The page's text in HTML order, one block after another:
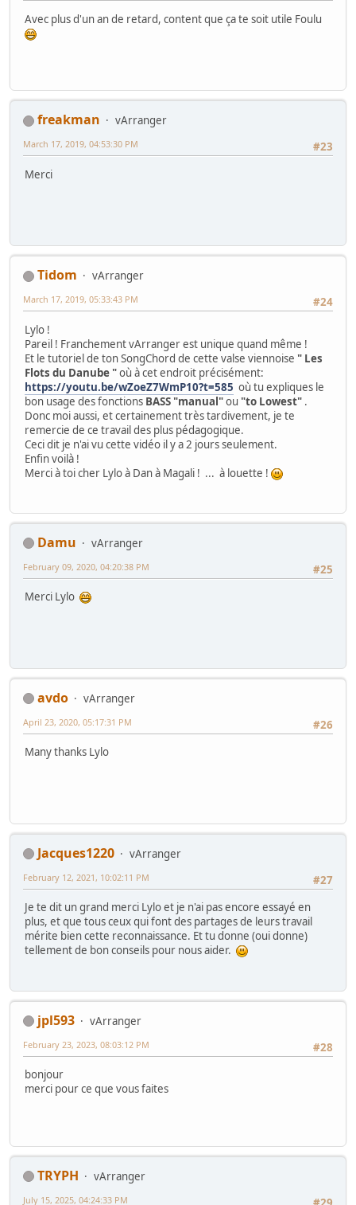
Avec plus d'un an de retard, content que ça te soit utile Foulu
freakman
vArranger
#23
March 17, 2019, 04:53:30 PM
Merci
Tidom
vArranger
#24
March 17, 2019, 05:33:43 PM
Lylo !
Pareil ! Franchement vArranger est unique quand même !
Et le tutoriel de ton SongChord de cette valse viennoise " Les
Flots du Danube "où à cet endroit précisément:
https://youtu.be/wZoeZ7WmP10?t=585 où tu expliques le
bon usage des fonctions BASS "manual"ou "to Lowest" .
Donc moi aussi, et certainement très tardivement, je te
remercie de ce travail des plus pédagogique.
Ceci dit je n'ai vu cette vidéo il y a 2 jours seulement.
Enfin voilà !
Merci à toi cher Lylo à Dan à Magali ! ... à louette !
Damu
vArranger
#25
February 09, 2020, 04:20:38 PM
Merci Lylo
avdo
vArranger
#26
April 23, 2020, 05:17:31 PM
Many thanks Lylo
Jacques1220
vArranger
#27
February 12, 2021, 10:02:11 PM
Je te dit un grand merci Lylo et je n'ai pas encore essayé en
plus, et que tous ceux qui font des partages de leurs travail
mérite bien cette reconnaissance. Et tu donne (oui donne)
tellement de bon conseils pour nous aider.
jpl593
vArranger
#28
February 23, 2023, 08:03:12 PM
bonjour
merci pour ce que vous faites
TRYPH
vArranger
July 15, 2025, 04:24:33 PM